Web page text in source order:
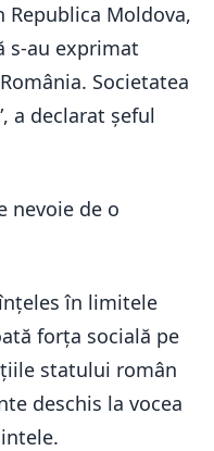
Moldova,
s-au exprimat
Societatea
a declarat șeful
nevoie de o
în limitele
forța socială pe
statului român
deschis la vocea